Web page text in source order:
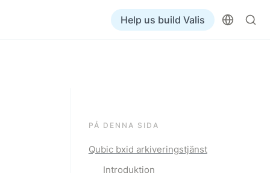
Help us build Valis
PÅ DENNA SIDA
Qubic bxid arkiveringstjänst
Introduktion